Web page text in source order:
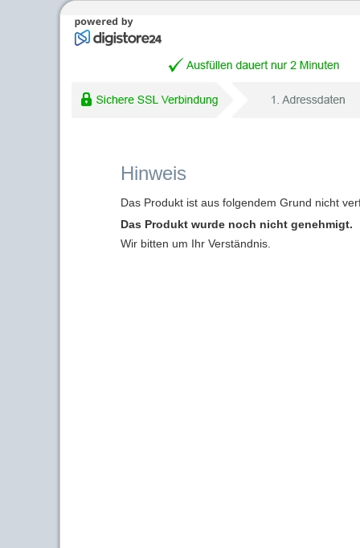
Hinweis
Das Produkt ist aus folgendem Grund nicht
Das Produkt wurde noch nicht genehmigt.
Wir bitten um Ihr Verständnis.